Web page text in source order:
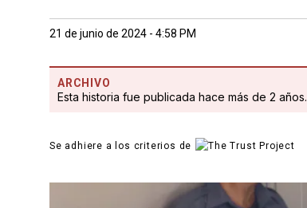
21 de junio de 2024 - 4:58 PM
ARCHIVO
Esta historia fue publicada hace más de 2 años.
Se adhiere a los criterios de